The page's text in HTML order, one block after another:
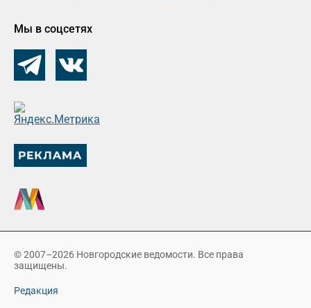
Мы в соцсетях
© 2007–2026 Новгородские ведомости. Все права
защищены.
Редакция